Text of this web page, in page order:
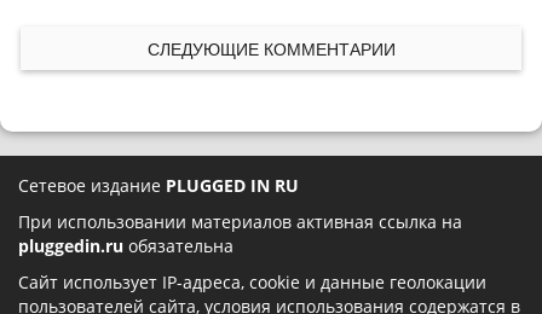
СЛЕДУЮЩИЕ КОММЕНТАРИИ
Сетевое издание PLUGGED IN RU
При использовании материалов активная ссылка на
pluggedin.ru обязательна
Сайт использует IP-адреса, cookie и данные геолокации
пользователей сайта, условия использования содержатся в